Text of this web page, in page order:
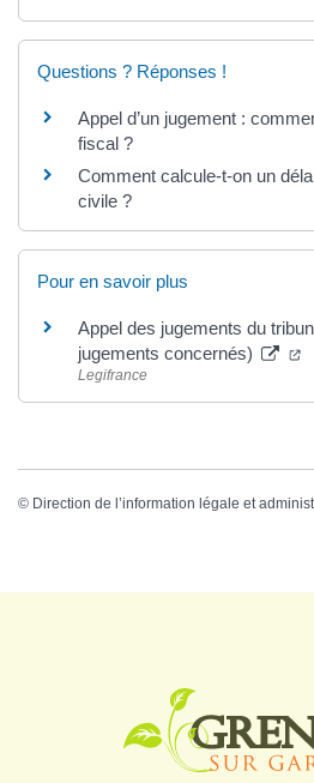
Questions ? Réponses !
Appel d’un jugement :
fiscal ?
Comment calcule-t-on un
civile ?
Pour en savoir plus
Appel des jugements du
jugements concernés)
Legifrance
© Direction de l’information légale et